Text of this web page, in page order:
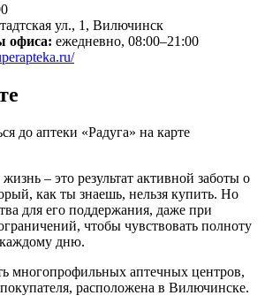
ул., 1, Вилючинск
офиса: ежедневно, 08:00–21:00
до аптеки «Радуга» на карте
– это результат активной заботы о
как ты знаешь, нельзя купить. Но
для его поддержания, даже при
чтобы чувствовать полноту
дню.
многопрофильных аптечных центров,
расположена в Вилючинске.